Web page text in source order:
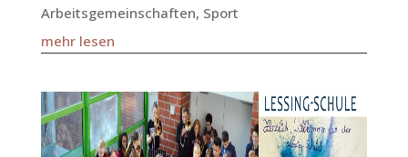
Arbeitsgemeinschaften, Sport
mehr lesen